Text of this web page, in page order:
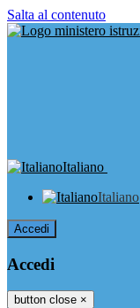
Salta al contenuto
Italiano
Italiano
Accedi
Accedi
button close ×